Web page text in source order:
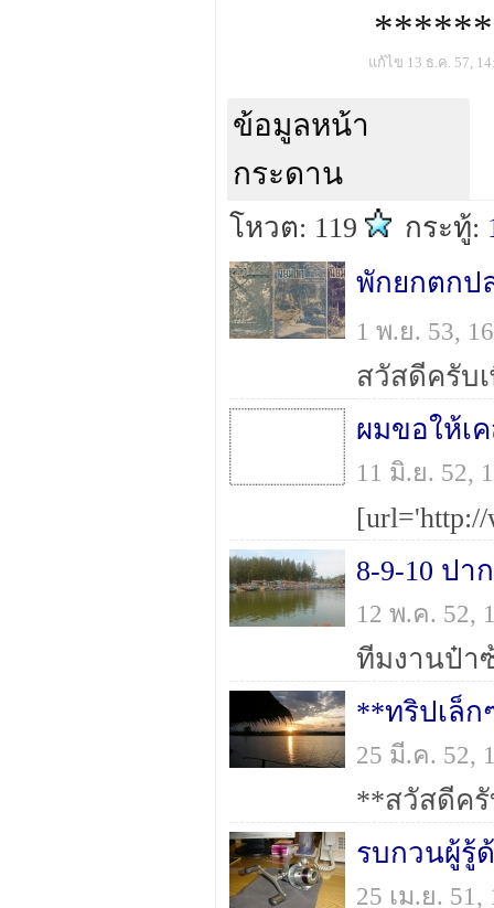
แก้ไข 13 ธ.ค. 57,
ข้อมูลหน้า
กระดาน
โหวต: 119 กระทู้:
1 พ.ย. 53,
11 มิ.ย. 52,
8-9-10 ปา
12 พ.ค. 52,
**ทริปเล็ก
25 มี.ค. 52,
25 เม.ย.